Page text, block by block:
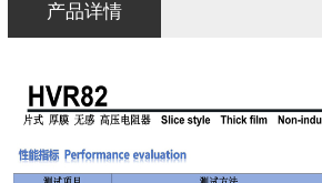
产品详情